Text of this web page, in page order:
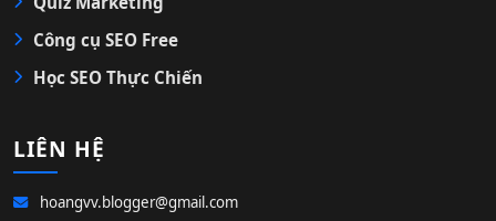
Công cụ SEO Free
Học SEO Thực Chiến
LIÊN HỆ
hoangvv.blogger@gmail.com